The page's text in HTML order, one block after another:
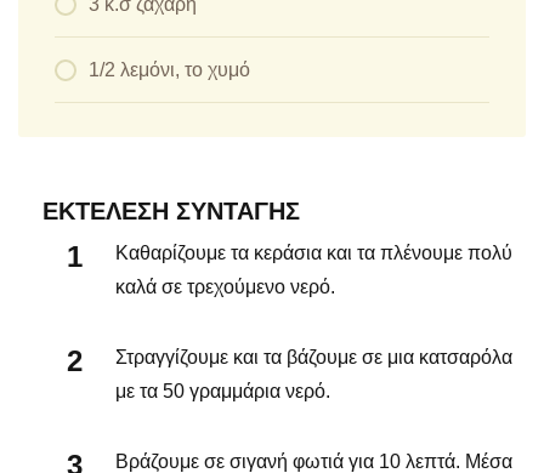
1/2 λεμόνι, το χυμό
ΕΚΤΈΛΕΣΗ ΣΥΝΤΑΓΉΣ
Καθαρίζουμε τα κεράσια και τα πλένουμε πολύ
καλά σε τρεχούμενο νερό.
Στραγγίζουμε και τα βάζουμε σε μια κατσαρόλα
με τα 50 γραμμάρια νερό.
Βράζουμε σε σιγανή φωτιά για 10 λεπτά. Μέσα